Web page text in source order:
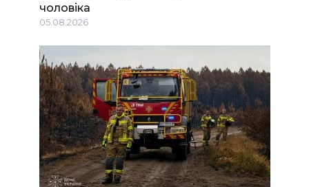
чоловіка
05.08.2026